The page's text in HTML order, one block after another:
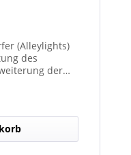
(Alleylights)
des
der